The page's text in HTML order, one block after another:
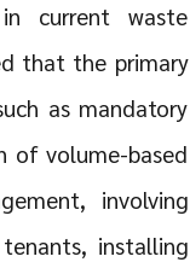
current waste
that the primary
as mandatory
of volume-based
involving
installing